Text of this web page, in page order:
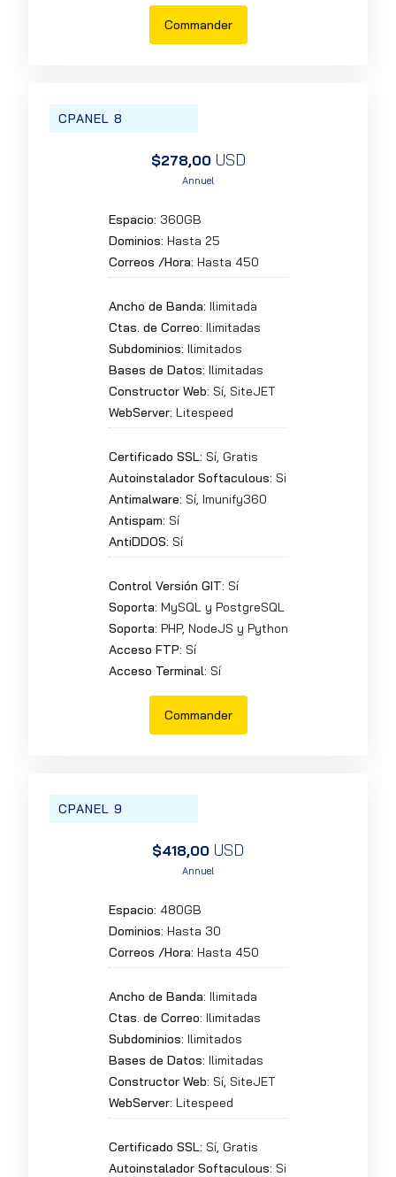
Commander
CPANEL 8
$278,00 USD
Annuel
Espacio: 360GB
Dominios: Hasta 25
Correos /Hora: Hasta 450
Ancho de Banda: Ilimitada
Ctas. de Correo: Ilimitadas
Subdominios: Ilimitados
Bases de Datos: Ilimitadas
Constructor Web: Sí, SiteJET
WebServer: Litespeed
Certificado SSL: Sí, Gratis
Autoinstalador Softaculous: Si
Antimalware: Sí, Imunify360
Antispam: Sí
AntiDDOS: Sí
Control Versión GIT: Sí
Soporta: MySQL y PostgreSQL
Soporta: PHP, NodeJS y Python
Acceso FTP: Sí
Acceso Terminal: Sí
Commander
CPANEL 9
$418,00 USD
Annuel
Espacio: 480GB
Dominios: Hasta 30
Correos /Hora: Hasta 450
Ancho de Banda: Ilimitada
Ctas. de Correo: Ilimitadas
Subdominios: Ilimitados
Bases de Datos: Ilimitadas
Constructor Web: Sí, SiteJET
WebServer: Litespeed
Certificado SSL: Sí, Gratis
Autoinstalador Softaculous: Si